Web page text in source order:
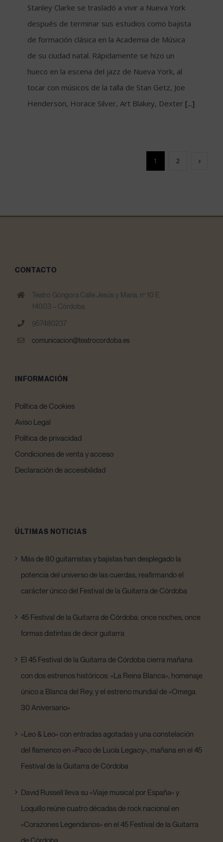
Stanley Clarke se trasladó a vivir a Nueva York
después de terminar sus estudios como bajista
de formación clásica en la Academia de Música
de su ciudad natal. Rápidamente se hizo un
hueco en la escena del jazz de Nueva York, al
tocar con músicos de la talla de Stan Getz, Joe
Henderson, Horace Silver, Art Blakey, Dexter [...]
1 2
CONTACTO
Teatro Góngora Calle Jesús y María, nº 10 E
14003 – Córdoba
957480237
comunicacion@teatrocordoba.es
INFORMACIÓN
Política de Cookies
Aviso Legal
Política de privacidad
Condiciones de venta y acceso
Declaración de accesibilidad
ÚLTIMAS NOTICIAS
Más de 80 guitarristas y bajistas han desplegado la
potencia del universo de las cuerdas, reafirmando el
carácter único del Festival de la Guitarra de Córdoba
45 Festival de la Guitarra de Córdoba: once noches, once
formas distintas de decir guitarra
El 45 Festival de la Guitarra de Córdoba cierra mañana
con dos estrenos históricos: «La Reina Blanca», homenaje
único a Blanca del Rey, y el estreno mundial de «Omega.
30 Aniversario»
«Leo & Leo» con entradas agotadas y una constelación
del flamenco en «Paco de Lucía Legacy», mañana en el 45
Festival de la Guitarra de Córdoba
David Russell lleva su «Viaje musical por España» y
Loquillo reúne cuatro décadas de rock nacional en
«Corazones Legendarios» en el 45 Festival de la Guitarra
de Córdoba